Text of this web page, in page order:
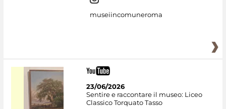
museiincomuneroma
23/06/2026
Sentire e raccontare il museo: Liceo
Classico Torquato Tasso